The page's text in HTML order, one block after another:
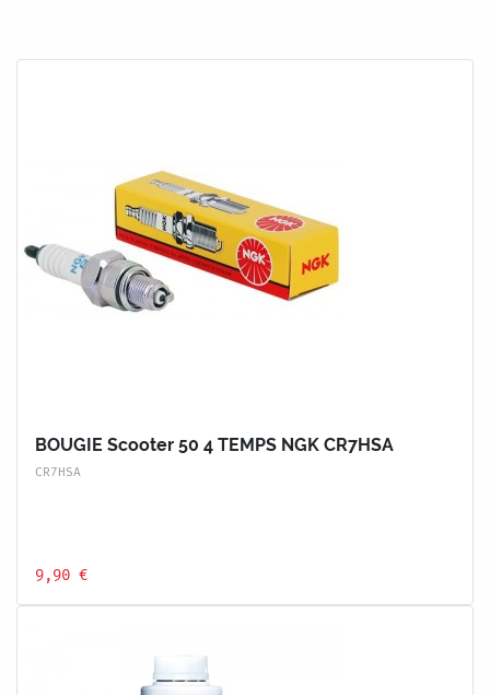
BOUGIE Scooter 50 4 TEMPS NGK CR7HSA
CR7HSA
9,90 €